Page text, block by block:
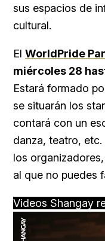
sus espacios de
cultural.
El WorldPride
miércoles 28
Estará formado
se situarán los
contará con un
danza, teatro,
los
al que no puedes
Videos Shangay